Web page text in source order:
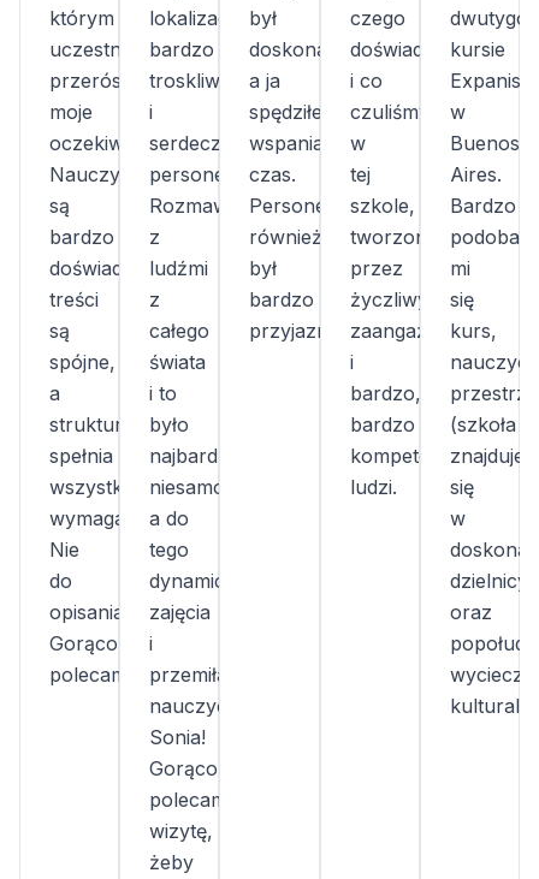
którym
uczestniczyłem,
przerósł
moje
oczekiwania.
Nauczyciele
są
bardzo
doświadczeni,
treści
są
spójne,
a
struktura
spełnia
wszystkie
wymagania.
Nie
do
opisania!
Gorąco
polecam!
lokalizacja,
bardzo
troskliwy
i
serdeczny
personel.
Rozmawiałam
z
ludźmi
z
całego
świata
i to
było
najbardziej
niesamowite,
a do
tego
dynamiczne
zajęcia
i
przemiła
nauczycielka
Sonia!
Gorąco
polecam
wizytę,
żeby
był
doskonały,
a ja
spędziłem(am)
wspaniały
czas.
Personel
również
był
bardzo
przyjazny.
czego
doświadczyliśmy
i co
czuliśmy
w
tej
szkole,
tworzonej
przez
życzliwych,
zaangażowanych
i
bardzo,
bardzo
kompetentnych
ludzi.
kursie
Expanish
w
Buenos
Aires.
Bardzo
podobał
mi
się
kurs,
(szkoła
znajduje
się
w
dzielnicy)
oraz
wycieczki